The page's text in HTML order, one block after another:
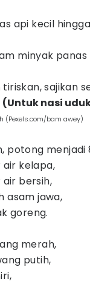
api kecil
minyak
sajikan
(Untuk nasi
(Pexels.com/bam awey)
potong menjadi
kelapa,
bersih,
asam jawa,
goreng.
merah,
putih,